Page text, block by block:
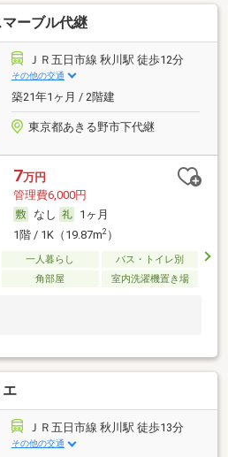
ーブル代継
ＪＲ五日市線 秋川駅 徒歩12分
その他の交通
築21年1ヶ月 / 2階建
東京都あきる野市下代継
7万円
管理費6,000円
なし
1ヶ月
1階 / 1K（19.87m2）
一人暮らし
バス・トイレ別
角部屋 室内洗濯機置き場
ＪＲ五日市線 秋川駅 徒歩13分
その他の交通